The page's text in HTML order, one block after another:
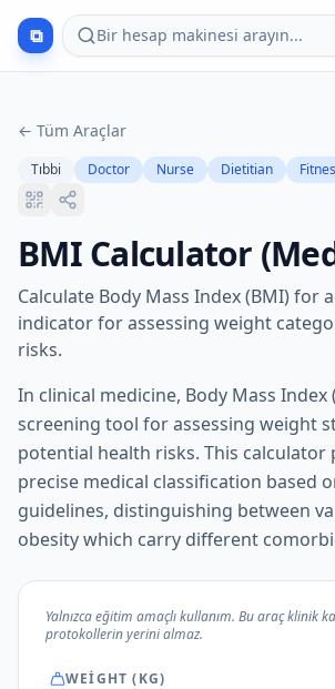
⧉ Bir hesap makinesi arayın...
← Tüm Araçlar
Tıbbi Doctor Nurse Dietitian
BMI Calculator
Calculate Body Mass Index (BMI) for
indicator for assessing weight
risks.
In clinical medicine, Body Mass Index
screening tool for assessing weight
potential health risks. This calculator
precise medical classification based
guidelines, distinguishing between
obesity which carry different
Yalnızca eğitim amaçlı kullanım. Bu araç klinik
protokollerin yerini almaz.
WEIGHT (KG)